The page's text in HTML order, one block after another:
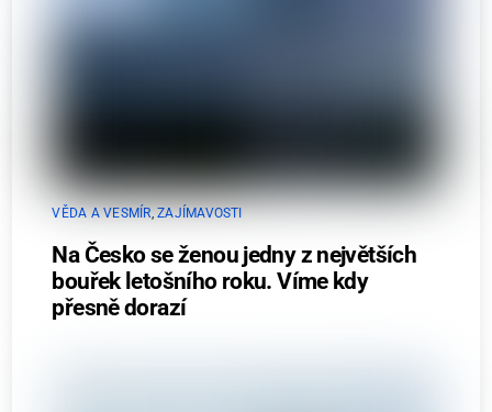
VĚDA A VESMÍR ,ZAJÍMAVOSTI
Na Česko se ženou jedny z největších
bouřek letošního roku. Víme kdy
přesně dorazí